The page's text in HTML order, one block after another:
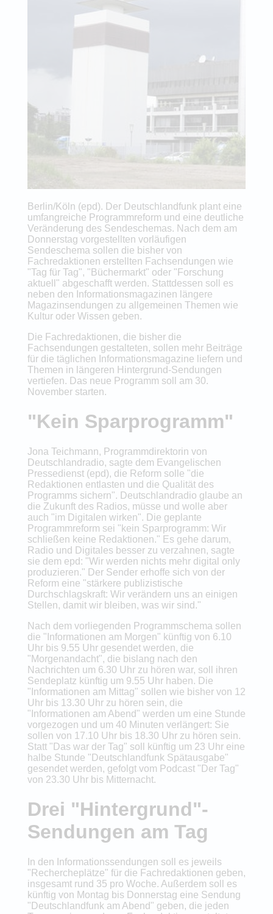
Berlin/Köln (epd). Der Deutschlandfunk plant eine
umfangreiche Programmreform und eine deutliche
Veränderung des Sendeschemas. Nach dem am
Donnerstag vorgestellten vorläufigen
Sendeschema sollen die bisher von
Fachredaktionen erstellten Fachsendungen wie
"Tag für Tag", "Büchermarkt" oder "Forschung
aktuell" abgeschafft werden. Stattdessen soll es
neben den Informationsmagazinen längere
Magazinsendungen zu allgemeinen Themen wie
Kultur oder Wissen geben.
Die Fachredaktionen, die bisher die
Fachsendungen gestalteten, sollen mehr Beiträge
für die täglichen Informationsmagazine liefern und
Themen in längeren Hintergrund-Sendungen
vertiefen. Das neue Programm soll am 30.
November starten.
"Kein Sparprogramm"
Jona Teichmann, Programmdirektorin von
Deutschlandradio, sagte dem Evangelischen
Pressedienst (epd), die Reform solle "die
Redaktionen entlasten und die Qualität des
Programms sichern". Deutschlandradio glaube an
die Zukunft des Radios, müsse und wolle aber
auch "im Digitalen wirken". Die geplante
Programmreform sei "kein Sparprogramm: Wir
schließen keine Redaktionen." Es gehe darum,
Radio und Digitales besser zu verzahnen, sagte
sie dem epd: "Wir werden nichts mehr digital only
produzieren." Der Sender erhoffe sich von der
Reform eine "stärkere publizistische
Durchschlagskraft: Wir verändern uns an einigen
Stellen, damit wir bleiben, was wir sind."
Nach dem vorliegenden Programmschema sollen
die "Informationen am Morgen" künftig von 6.10
Uhr bis 9.55 Uhr gesendet werden, die
"Morgenandacht", die bislang nach den
Nachrichten um 6.30 Uhr zu hören war, soll ihren
Sendeplatz künftig um 9.55 Uhr haben. Die
"Informationen am Mittag" sollen wie bisher von 12
Uhr bis 13.30 Uhr zu hören sein, die
"Informationen am Abend" werden um eine Stunde
vorgezogen und um 40 Minuten verlängert: Sie
sollen von 17.10 Uhr bis 18.30 Uhr zu hören sein.
Statt "Das war der Tag" soll künftig um 23 Uhr eine
halbe Stunde "Deutschlandfunk Spätausgabe"
gesendet werden, gefolgt vom Podcast "Der Tag"
von 23.30 Uhr bis Mitternacht.
Drei "Hintergrund"-
Sendungen am Tag
In den Informationssendungen soll es jeweils
"Rechercheplätze" für die Fachredaktionen geben,
insgesamt rund 35 pro Woche. Außerdem soll es
künftig von Montag bis Donnerstag eine Sendung
"Deutschlandfunk am Abend" geben, die jeden